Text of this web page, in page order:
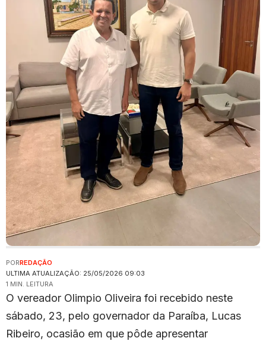
ULTIMA ATUALIZAÇÃO: 25/05/2026 09:03
PORREDAÇÃO
1 MIN. LEITURA
O vereador Olimpio Oliveira foi recebido neste
sábado, 23, pelo governador da Paraíba, Lucas
Ribeiro, ocasião em que pôde apresentar